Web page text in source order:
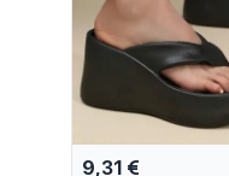
9,31 €